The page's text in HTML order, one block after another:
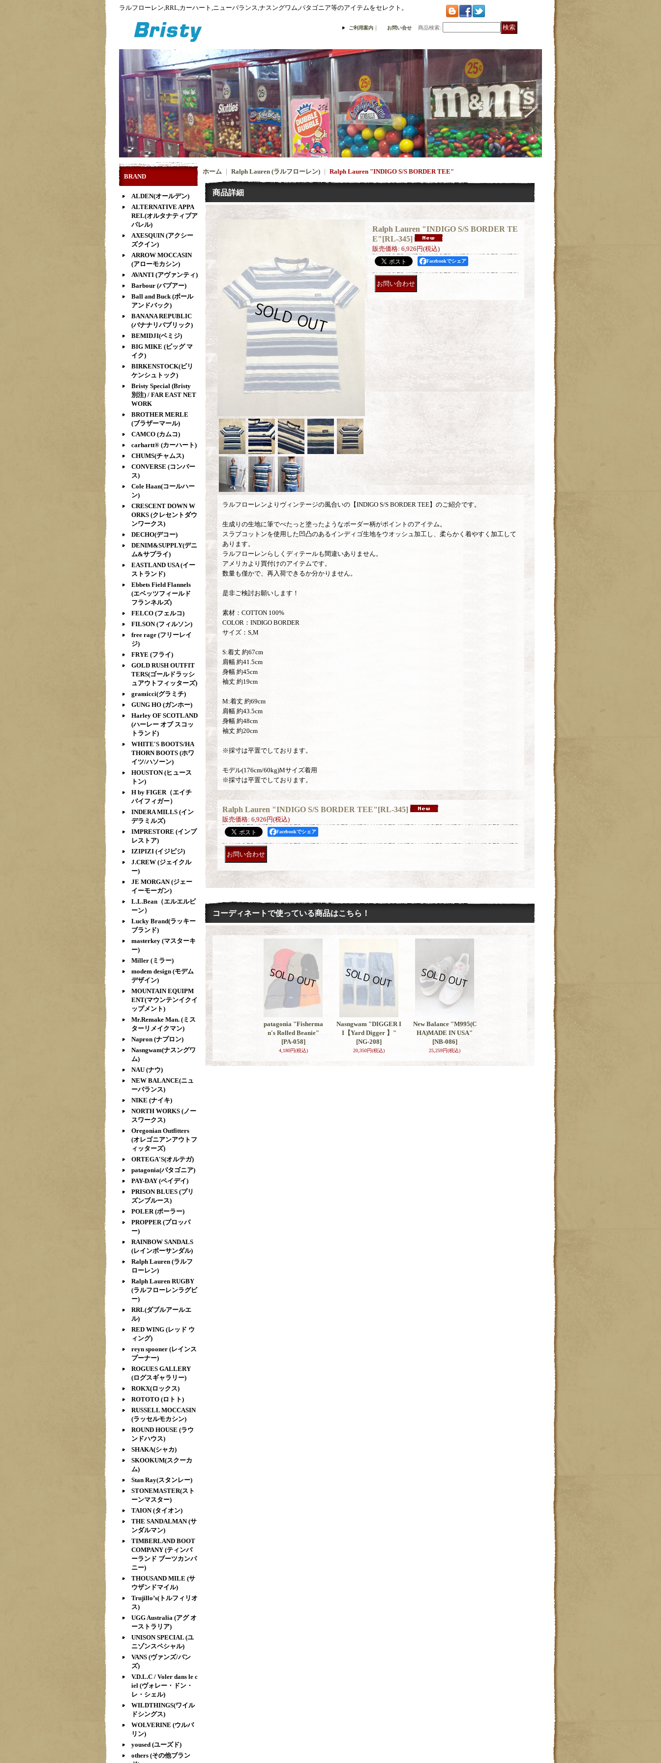
ラルフローレン,RRL,カーハート,ニューバランス,ナスングワム,パタゴニア等のアイテムをセレクト。
ご利用案内 ｜ お問い合せ 商品検索:
BRAND
ALDEN(オールデン)
ALTERNATIVE APPA
REL(オルタナティブア
パレル)
AXESQUIN (アクシー
ズクイン)
ARROW MOCCASIN
(アローモカシン)
AVANTI (アヴァンティ)
Barbour (バブアー)
Ball and Buck (ボール
アンドバック)
BANANA REPUBLIC
(バナナリパブリック)
BEMIDJI(ベミジ)
BIG MIKE (ビッグ マ
イク)
BIRKENSTOCK(ビリ
ケンシュトック)
Bristy Special (Bristy
別注) / FAR EAST NET
WORK
BROTHER MERLE
(ブラザーマール)
CAMCO (カムコ)
carhartt® (カーハート)
CHUMS(チャムス)
CONVERSE (コンバー
ス)
Cole Haan(コールハー
ン)
CRESCENT DOWN W
ORKS (クレセントダウ
ンワークス)
DECHO(デコー)
DENIM&SUPPLY(デニ
ム&サプライ)
EASTLAND USA (イー
ストランド)
Ebbets Field Flannels
(エベッツフィールド
フランネルズ)
FELCO (フェルコ)
FILSON (フィルソン)
free rage (フリーレイ
ジ)
FRYE (フライ)
GOLD RUSH OUTFIT
TERS(ゴールドラッシ
ュアウトフィッターズ)
gramicci(グラミチ)
GUNG HO (ガンホー)
Harley OF SCOTLAND
(ハーレー オブ スコッ
トランド)
WHITE'S BOOTS/HA
THORN BOOTS (ホワ
イツ/ハソーン)
HOUSTON (ヒュース
トン)
H by FIGER（エイチ
バイフィガー）
INDERA MILLS (イン
デラミルズ)
IMPRESTORE (インプ
レストア)
IZIPIZI (イジピジ)
J.CREW (ジェイクル
ー)
JE MORGAN (ジェー
イーモーガン)
L.L.Bean（エルエルビ
ーン）
Lucky Brand(ラッキー
ブランド)
masterkey (マスターキ
ー)
Miller (ミラー)
modem design (モデム
デザイン)
MOUNTAIN EQUIPM
ENT(マウンテンイクイ
ップメント)
Mr.Remake Man. (ミス
ターリメイクマン)
Napron (ナプロン)
Nasngwam(ナスングワ
ム)
NAU (ナウ)
NEW BALANCE(ニュ
ーバランス)
NIKE (ナイキ)
NORTH WORKS (ノー
スワークス)
Oregonian Outfitters
(オレゴニアンアウトフ
ィッターズ)
ORTEGA'S(オルテガ)
patagonia(パタゴニア)
PAY-DAY (ペイデイ)
PRISON BLUES (プリ
ズンブルース)
POLER (ポーラー)
PROPPER (プロッパ
ー)
RAINBOW SANDALS
(レインボーサンダル)
Ralph Lauren (ラルフ
ローレン)
Ralph Lauren RUGBY
(ラルフローレンラグビ
ー)
RRL(ダブルアールエ
ル)
RED WING (レッド ウ
ィング)
reyn spooner (レインス
プーナー)
ROGUES GALLERY
(ログスギャラリー)
ROKX(ロックス)
ROTOTO (ロトト)
RUSSELL MOCCASIN
(ラッセルモカシン)
ROUND HOUSE (ラウ
ンドハウス)
SHAKA(シャカ)
SKOOKUM(スクーカ
ム)
Stan Ray(スタンレー)
STONEMASTER(スト
ーンマスター)
TAION (タイオン)
THE SANDALMAN (サ
ンダルマン)
TIMBERLAND BOOT
COMPANY (ティンバ
ーランド ブーツカンパ
ニー)
THOUSAND MILE (サ
ウザンドマイル)
Trujillo’s(トルフィリオ
ス)
UGG Australia (アグ オ
ーストラリア)
UNISON SPECIAL (ユ
ニゾンスペシャル)
VANS (ヴァンズ/バン
ズ)
V.D.L.C / Voler dans le c
iel (ヴォレー・ドン・
レ・シェル)
WILDTHINGS(ワイル
ドシングス)
WOLVERINE (ウルバ
リン)
yoused (ユーズド)
others (その他ブラン
ホーム Ralph Lauren (ラルフローレン) Ralph Lauren "INDIGO S/S BORDER TEE"
商品詳細
Ralph Lauren "INDIGO S/S BORDER TE
E"[RL-345]
販売価格: 6,926円(税込)
Facebookでシェア
ラルフローレンよりヴィンテージの風合いの【INDIGO S/S BORDER TEE】のご紹介です。
生成りの生地に筆でべたっと塗ったようなボーダー柄がポイントのアイテム。
スラブコットンを使用した凹凸のあるインディゴ生地をウオッシュ加工し、柔らかく着やすく加工して
あります。
ラルフローレンらしくディテールも間違いありません。
アメリカより買付けのアイテムです。
数量も僅かで、再入荷できるか分かりません。
是非ご検討お願いします！
素材：COTTON 100%
COLOR：INDIGO BORDER
サイズ：S,M
S:着丈 約67cm
肩幅 約41.5cm
身幅 約45cm
袖丈 約19cm
M:着丈 約69cm
肩幅 約43.5cm
身幅 約48cm
袖丈 約20cm
※採寸は平置でしております。
モデル(176cm/60kg)Mサイズ着用
※採寸は平置でしております。
Ralph Lauren "INDIGO S/S BORDER TEE"[RL-345]
販売価格: 6,926円(税込)
Facebookでシェア
コーディネートで使っている商品はこちら！
patagonia "Fisherma
n's Rolled Beanie"
[PA-058]
4,180円(税込)
Nasngwam "DIGGER I
I【Yard Digger 】"
[NG-208]
20,350円(税込)
New Balance "M995(C
HA)MADE IN USA"
[NB-086]
25,259円(税込)